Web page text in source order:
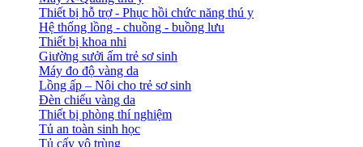
Thiết bị hỗ trợ - Phục hồi chức năng thú y
Hệ thống lồng - chuồng - buồng lưu
Thiết bị khoa nhi
Giường sưởi ấm trẻ sơ sinh
Máy đo độ vàng da
Lồng ấp – Nôi cho trẻ sơ sinh
Đèn chiếu vàng da
Thiết bị phòng thí nghiệm
Tủ an toàn sinh học
Tủ cấy vô trùng